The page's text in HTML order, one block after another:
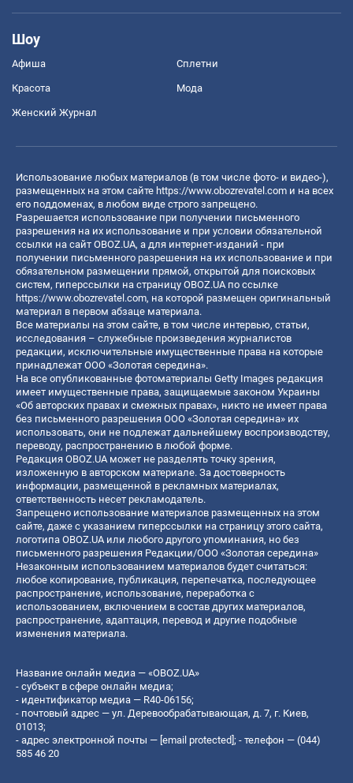
Шоу
Афиша Сплетни
Красота Мода
Женский Журнал
Использование любых материалов (в том числе фото- и видео-),
размещенных на этом сайте https://www.obozrevatel.com и на всех
его поддоменах, в любом виде строго запрещено.
Разрешается использование при получении письменного
разрешения на их использование и при условии обязательной
ссылки на сайт OBOZ.UA, а для интернет-изданий - при
получении письменного разрешения на их использование и при
обязательном размещении прямой, открытой для поисковых
систем, гиперссылки на страницу OBOZ.UA по ссылке
https://www.obozrevatel.com, на которой размещен оригинальный
материал в первом абзаце материала.
Все материалы на этом сайте, в том числе интервью, статьи,
исследования – служебные произведения журналистов
редакции, исключительные имущественные права на которые
принадлежат ООО «Золотая середина».
На все опубликованные фотоматериалы Getty Images редакция
имеет имущественные права, защищаемые законом Украины
«Об авторских правах и смежных правах», никто не имеет права
без письменного разрешения ООО «Золотая середина» их
использовать, они не подлежат дальнейшему воспроизводству,
переводу, распространению в любой форме.
Редакция OBOZ.UA может не разделять точку зрения,
изложенную в авторском материале. За достоверность
информации, размещенной в рекламных материалах,
ответственность несет рекламодатель.
Запрещено использование материалов размещенных на этом
сайте, даже с указанием гиперссылки на страницу этого сайта,
логотипа OBOZ.UA или любого другого упоминания, но без
письменного разрешения Редакции/ООО «Золотая середина»
Незаконным использованием материалов будет считаться:
любое копирование, публикация, перепечатка, последующее
распространение, использование, переработка с
использованием, включением в состав других материалов,
распространение, адаптация, перевод и другие подобные
изменения материала.
Название онлайн медиа — «OBOZ.UA»
- субъект в сфере онлайн медиа;
- идентификатор медиа — R40-06156;
- почтовый адрес — ул. Деревообрабатывающая, д. 7, г. Киев,
01013;
- адрес электронной почты — [email protected]; - телефон — (044)
585 46 20